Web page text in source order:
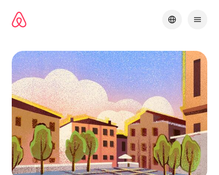
Inhalten
springen